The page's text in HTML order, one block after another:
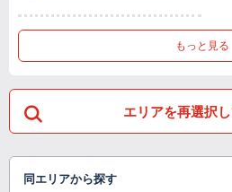
もっと見る
エリアを再選択
同エリアから探す